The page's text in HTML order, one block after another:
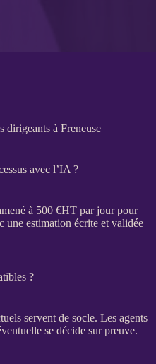
dirigeants à Freneuse
avec l’IA ?
à 500 €HTpar jour pour
une estimation écrite et validée
?
servent de socle. Les agents
se décide sur preuve.